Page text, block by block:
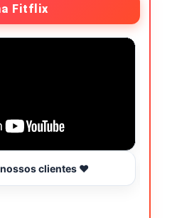
Fitflix
nossos clientes ❤️